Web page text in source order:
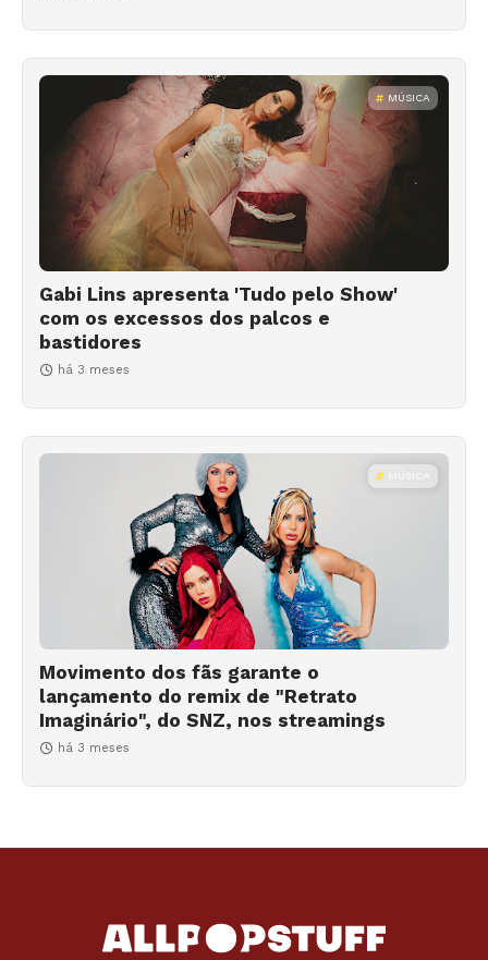
MÚSICA
Gabi Lins apresenta 'Tudo pelo Show'
com os excessos dos palcos e
bastidores
há 3 meses
MÚSICA
Movimento dos fãs garante o
lançamento do remix de "Retrato
Imaginário", do SNZ, nos streamings
há 3 meses